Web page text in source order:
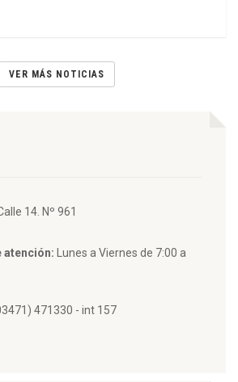
VER MÁS NOTICIAS
14. Nº 961
atención:
Lunes a Viernes de 7:00 a
471330 - int 157